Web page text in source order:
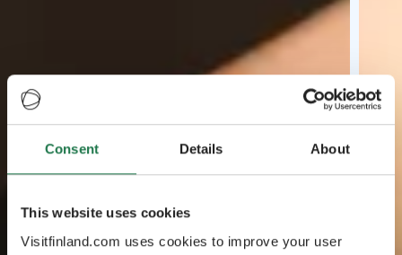
Consent Details About
This website uses cookies
Visitfinland.com uses cookies to improve your user